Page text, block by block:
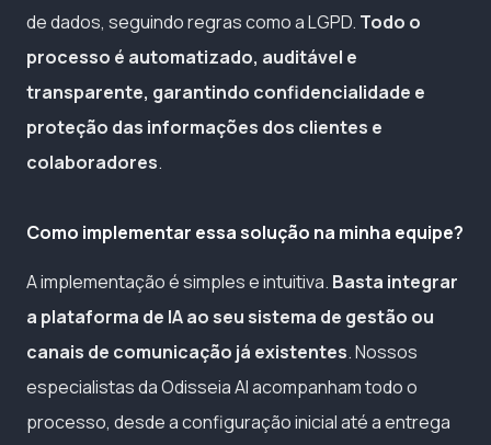
de dados, seguindo regras como a LGPD. Todo o
processo é automatizado, auditável e
transparente, garantindo confidencialidade e
proteção das informações dos clientes e
colaboradores.
Como implementar essa solução na minha equipe?
A implementação é simples e intuitiva. Basta integrar
a plataforma de IA ao seu sistema de gestão ou
canais de comunicação já existentes. Nossos
especialistas da Odisseia AI acompanham todo o
processo, desde a configuração inicial até a entrega